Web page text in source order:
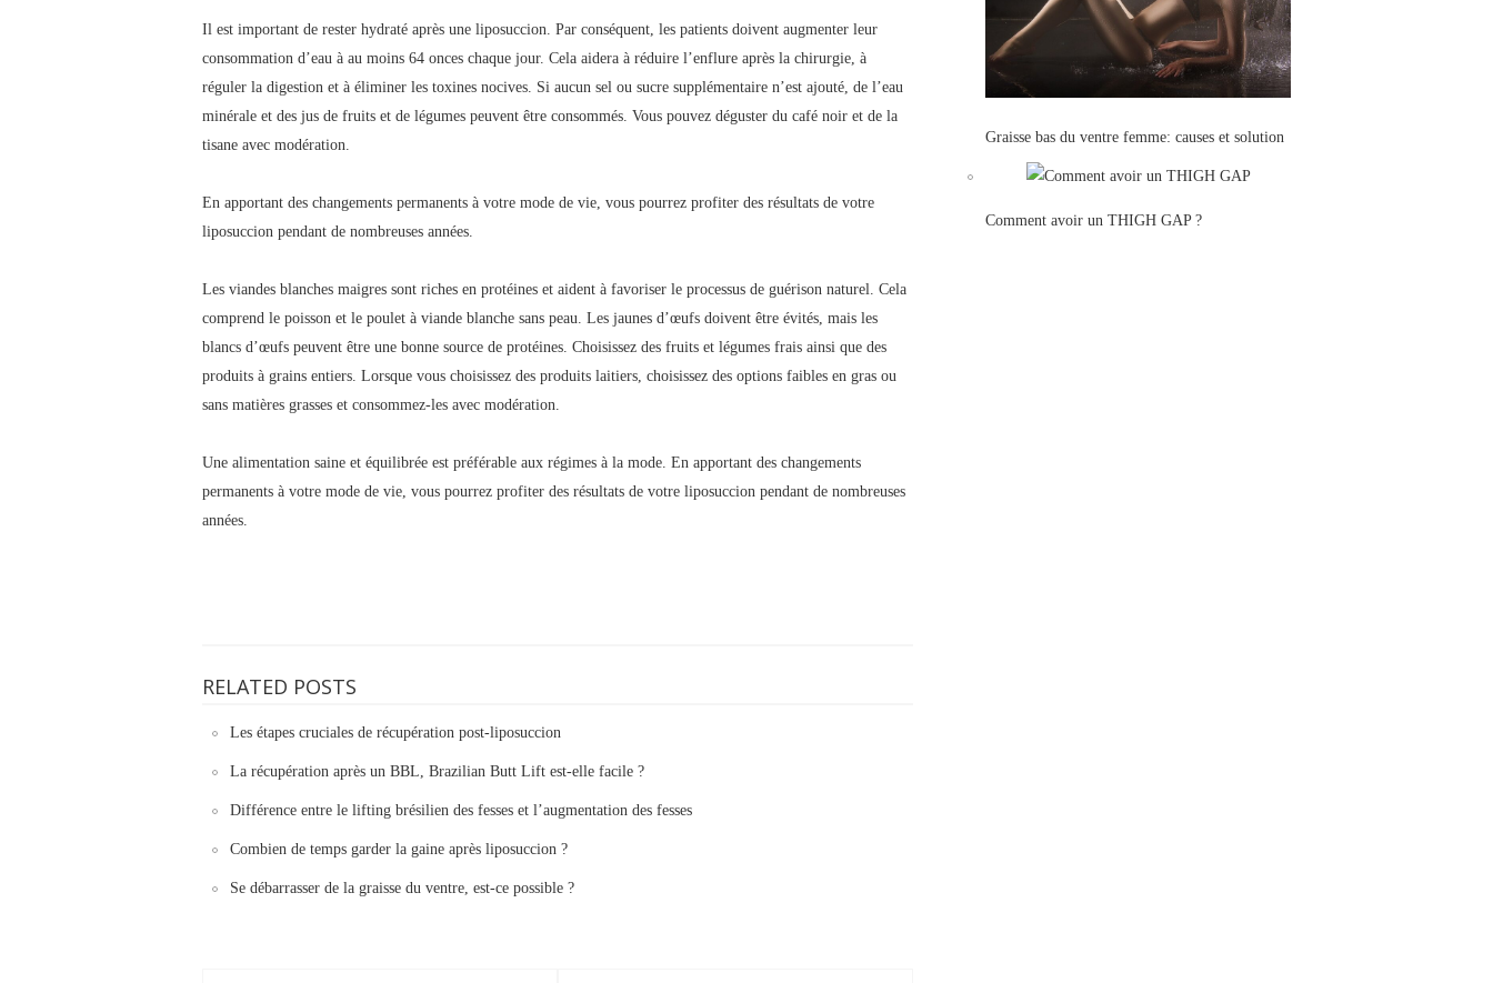
Il est important de rester hydraté après une liposuccion. Par conséquent, les patients doivent augmenter leur
consommation d’eau à au moins 64 onces chaque jour. Cela aidera à réduire l’enflure après la chirurgie, à
réguler la digestion et à éliminer les toxines nocives. Si aucun sel ou sucre supplémentaire n’est ajouté, de l’eau
minérale et des jus de fruits et de légumes peuvent être consommés. Vous pouvez déguster du café noir et de la
tisane avec modération.
En apportant des changements permanents à votre mode de vie, vous pourrez profiter des résultats de votre
liposuccion pendant de nombreuses années.
Les viandes blanches maigres sont riches en protéines et aident à favoriser le processus de guérison naturel. Cela
comprend le poisson et le poulet à viande blanche sans peau. Les jaunes d’œufs doivent être évités, mais les
blancs d’œufs peuvent être une bonne source de protéines. Choisissez des fruits et légumes frais ainsi que des
produits à grains entiers. Lorsque vous choisissez des produits laitiers, choisissez des options faibles en gras ou
sans matières grasses et consommez-les avec modération.
Une alimentation saine et équilibrée est préférable aux régimes à la mode. En apportant des changements
permanents à votre mode de vie, vous pourrez profiter des résultats de votre liposuccion pendant de nombreuses
années.
RELATED POSTS
Les étapes cruciales de récupération post-liposuccion
La récupération après un BBL, Brazilian Butt Lift est-elle facile ?
Différence entre le lifting brésilien des fesses et l’augmentation des fesses
Combien de temps garder la gaine après liposuccion ?
Se débarrasser de la graisse du ventre, est-ce possible ?
Graisse bas du ventre femme: causes et solution
Comment avoir un THIGH GAP ?